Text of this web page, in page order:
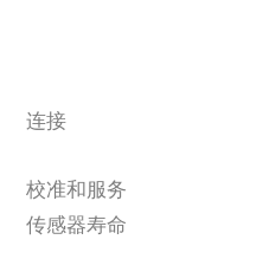
连接
校准和服务
传感器寿命